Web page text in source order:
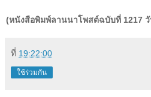
(หนังสือพิมพ์ลานนาโพสต์ฉบับที่ 1217
ที่ 19:22:00
ใช้ร่วมกัน